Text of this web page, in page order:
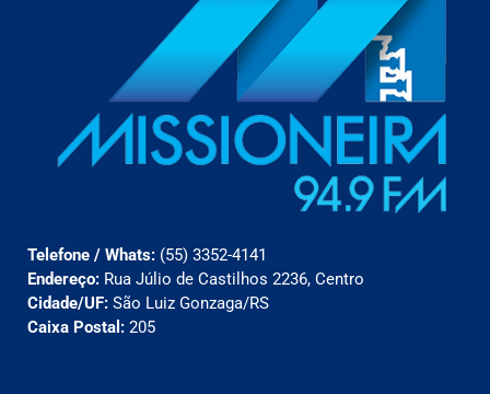
Telefone / Whats: (55) 3352-4141
Endereço: Rua Júlio de Castilhos 2236, Centro
Cidade/UF: São Luiz Gonzaga/RS
Caixa Postal: 205